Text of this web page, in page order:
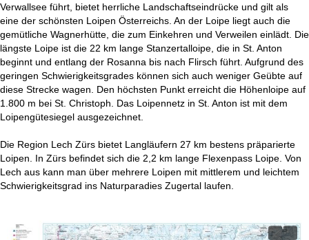
i
t
e
Verwallsee führt, bietet herrliche Landschaftseindrücke und gilt als
eine der schönsten Loipen Österreichs. An der Loipe liegt auch die
gemütliche Wagnerhütte, die zum Einkehren und Verweilen einlädt. Die
längste Loipe ist die 22 km lange Stanzertalloipe, die in St. Anton
beginnt und entlang der Rosanna bis nach Flirsch führt. Aufgrund des
geringen Schwierigkeitsgrades können sich auch weniger Geübte auf
diese Strecke wagen. Den höchsten Punkt erreicht die Höhenloipe auf
1.800 m bei St. Christoph. Das Loipennetz in St. Anton ist mit dem
Loipengütesiegel ausgezeichnet.
Die Region Lech Zürs bietet Langläufern 27 km bestens präparierte
Loipen. In Zürs befindet sich die 2,2 km lange Flexenpass Loipe. Von
Lech aus kann man über mehrere Loipen mit mittlerem und leichtem
Schwierigkeitsgrad ins Naturparadies Zugertal laufen.